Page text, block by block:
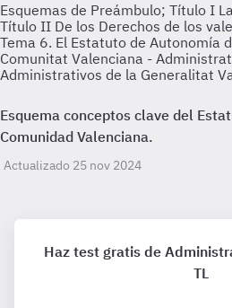
Esquemas de Preámbulo; Título I
Título II De los Derechos de los
Tema 6. El Estatuto de Autonomía
Comunitat Valenciana -
Administrativos de la Generalitat
Esquema conceptos clave del
Comunidad Valenciana.
Actualizado 25 nov 2024
Haz test gratis de
TL